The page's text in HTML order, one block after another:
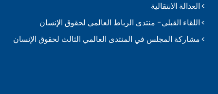
العدالة الانتقالية
اللقاء القبلي- منتدى الرباط العالمي لحقوق الإنسان
مشاركة المجلس في المنتدى العالمي الثالث لحقوق الإنسان